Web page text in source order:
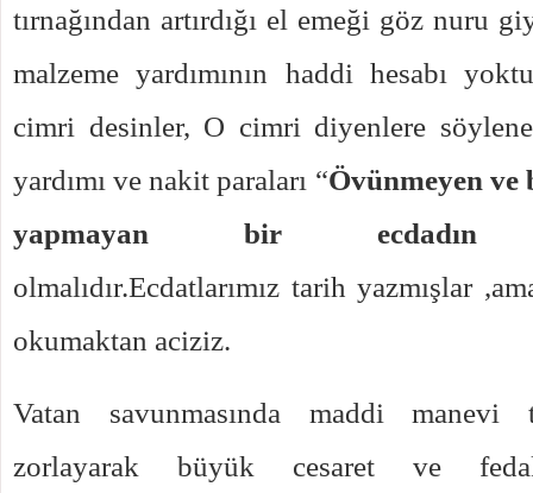
tırnağından artırdığı el emeği göz nuru
malzeme yardımının haddi hesabı
cimri desinler, O cimri diyenlere
yardımı ve nakit paraları “Övünmeyen ve
yapmayan bir ecdadın
olmalıdır.Ecdatlarımız tarih yazmışlar
okumaktan aciziz.
Vatan savunmasında maddi manevi
zorlayarak büyük cesaret ve